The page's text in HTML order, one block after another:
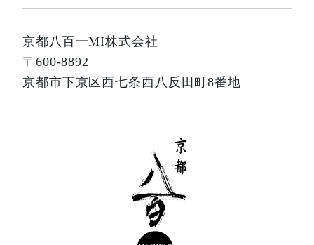
京都八百一MI株式会社
〒600-8892
京都市下京区西七条西八反田町8番地